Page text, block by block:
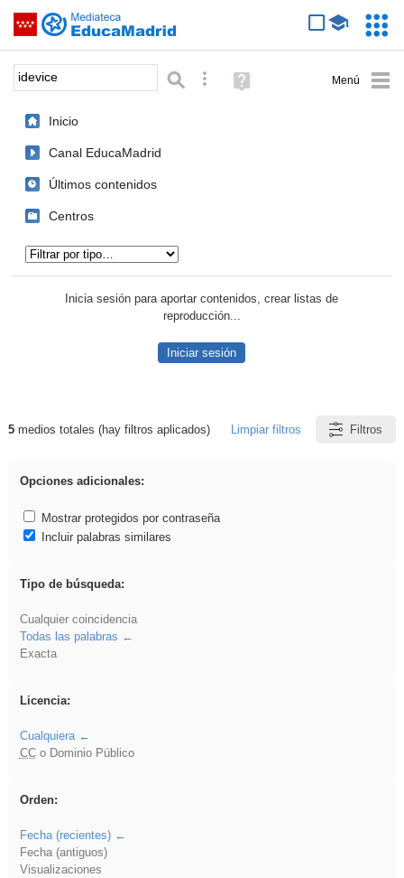
Saltar navegación
Palabra o frase: Búsqueda avanzada
Ayuda
(en
Inicio
Canal EducaMadrid
Últimos contenidos
Centros
Inicia sesión para aportar contenidos, crear listas de
reproducción...
Iniciar sesión
Resultados de: idevice
5medios totales (hay filtros aplicados) Limpiar filtros Filtros
Opciones adicionales:
Mostrar protegidos por contraseña
Incluir palabras similares
Tipo de búsqueda:
Cualquier coincidencia
Todas las palabras
Exacta
Licencia:
Cualquiera
CCo Dominio Público
Orden:
Fecha (recientes)
Fecha (antiguos)
Visualizaciones